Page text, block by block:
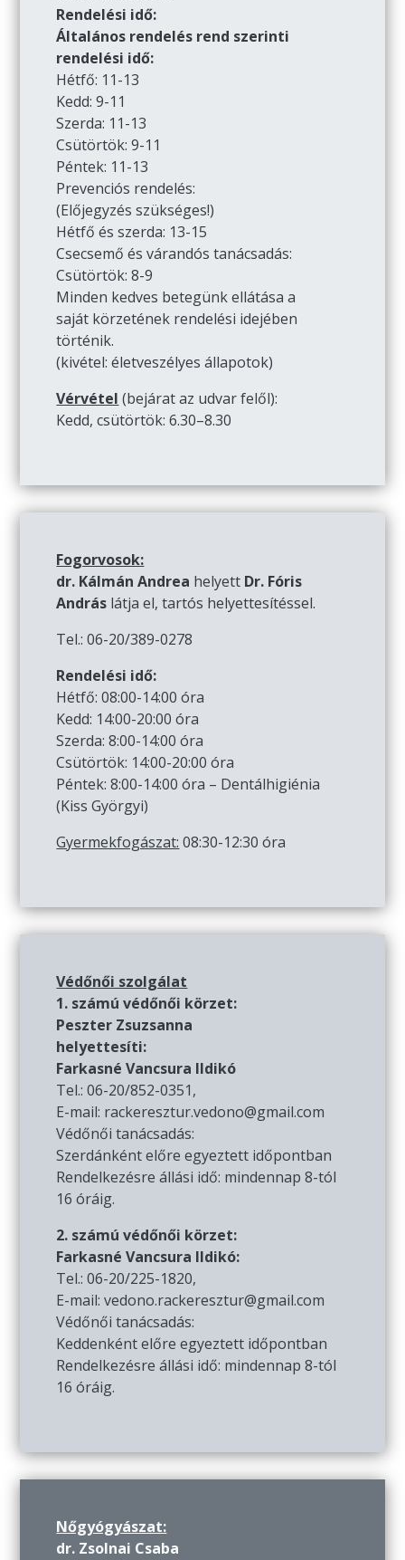
Rendelési idő:
Általános rendelés rend szerinti
rendelési idő:
Hétfő: 11-13
Kedd: 9-11
Szerda: 11-13
Csütörtök: 9-11
Péntek: 11-13
Prevenciós rendelés:
(Előjegyzés szükséges!)
Hétfő és szerda: 13-15
Csecsemő és várandós tanácsadás:
Csütörtök: 8-9
Minden kedves betegünk ellátása a
saját körzetének rendelési idejében
történik.
(kivétel: életveszélyes állapotok)
Vérvétel (bejárat az udvar felől):
Kedd, csütörtök: 6.30–8.30
Fogorvosok:
dr. Kálmán Andrea helyett Dr. Fóris
András látja el, tartós helyettesítéssel.
Tel.: 06-20/389-0278
Rendelési idő:
Hétfő: 08:00-14:00 óra
Kedd: 14:00-20:00 óra
Szerda: 8:00-14:00 óra
Csütörtök: 14:00-20:00 óra
Péntek: 8:00-14:00 óra – Dentálhigiénia
(Kiss Györgyi)
Gyermekfogászat: 08:30-12:30 óra
Védőnői szolgálat
1. számú védőnői körzet:
Peszter Zsuzsanna
helyettesíti:
Farkasné Vancsura Ildikó
Tel.: 06-20/852-0351,
E-mail: rackeresztur.vedono@gmail.com
Védőnői tanácsadás:
Szerdánként előre egyeztett időpontban
Rendelkezésre állási idő: mindennap 8-tól
16 óráig.
2. számú védőnői körzet:
Farkasné Vancsura Ildikó:
Tel.: 06-20/225-1820,
E-mail: vedono.rackeresztur@gmail.com
Védőnői tanácsadás:
Keddenként előre egyeztett időpontban
Rendelkezésre állási idő: mindennap 8-tól
16 óráig.
Nőgyógyászat:
dr. Zsolnai Csaba